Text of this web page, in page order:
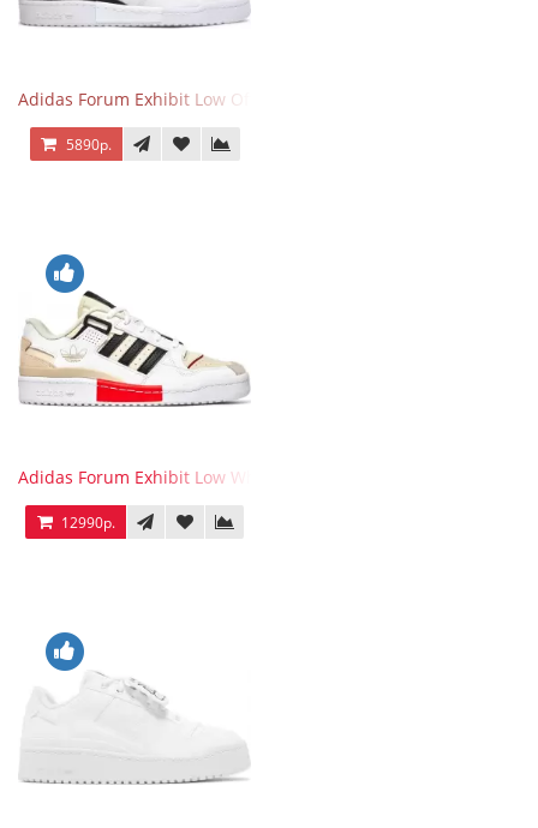
Adidas Forum Exhibit Low Off White Black
5890р.
Adidas Forum Exhibit Low White Vivid Red
12990р.